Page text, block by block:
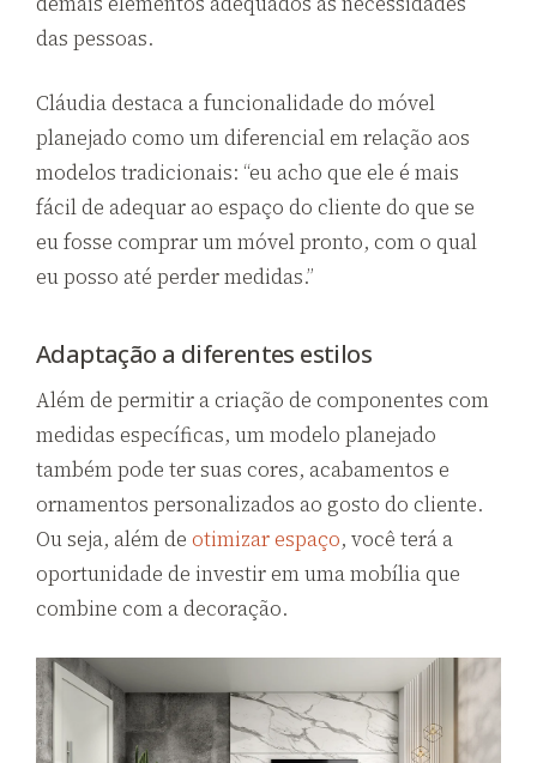
das pessoas.
Cláudia destaca a funcionalidade do móvel
planejado como um diferencial em relação aos
modelos tradicionais: “eu acho que ele é mais
fácil de adequar ao espaço do cliente do que se
eu fosse comprar um móvel pronto, com o qual
eu posso até perder medidas.”
Adaptação a diferentes estilos
Além de permitir a criação de componentes com
medidas específicas, um modelo planejado
também pode ter suas cores, acabamentos e
ornamentos personalizados ao gosto do cliente.
Ou seja, além de otimizar espaço, você terá a
oportunidade de investir em uma mobília que
combine com a decoração.